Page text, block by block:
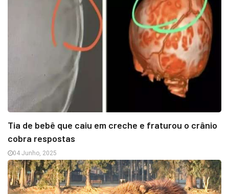
Tia de bebê que caiu em creche e fraturou o crânio
cobra respostas
04 Junho, 2025